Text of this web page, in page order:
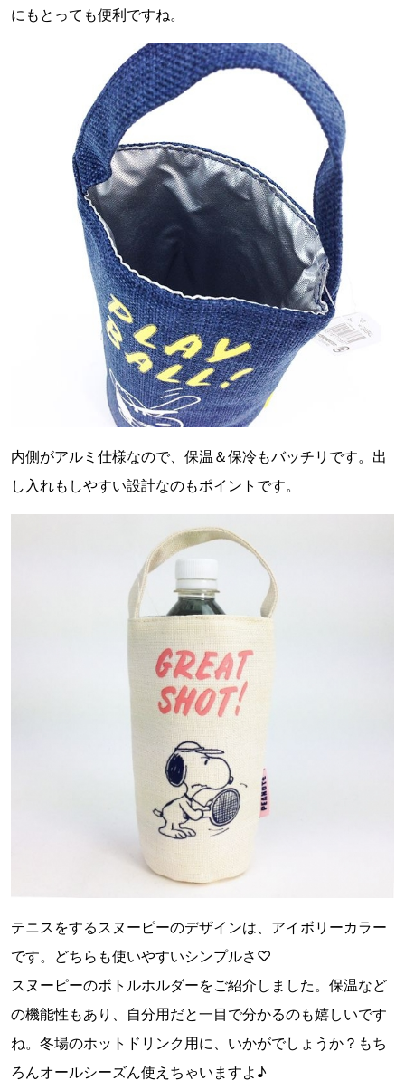
にもとっても便利ですね。
内側がアルミ仕様なので、保温＆保冷もバッチリです。出
し入れもしやすい設計なのもポイントです。
テニスをするスヌーピーのデザインは、アイボリーカラー
です。どちらも使いやすいシンプルさ♡
スヌーピーのボトルホルダーをご紹介しました。保温など
の機能性もあり、自分用だと一目で分かるのも嬉しいです
ね。冬場のホットドリンク用に、いかがでしょうか？もち
ろんオールシーズん使えちゃいますよ♪